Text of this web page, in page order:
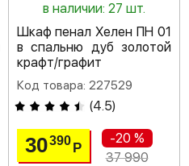
в наличии: 27 шт.
Шкаф пенал Хелен ПН 01
в спальню дуб золотой
крафт/графит
Код товара: 227529
(4.5)
30390 Р
-20 %
37 990